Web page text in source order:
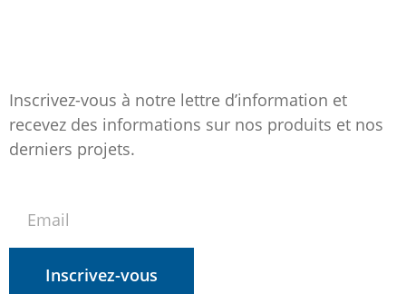
Inscrivez-vous à notre lettre d’information et
recevez des informations sur nos produits et nos
derniers projets.
Inscrivez-vous